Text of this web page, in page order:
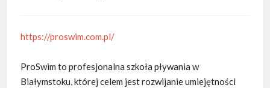
https://proswim.com.pl/
ProSwim to profesjonalna szkoła pływania w
Białymstoku, której celem jest rozwijanie umiejętności